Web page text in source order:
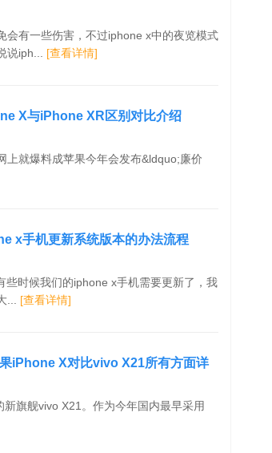
会有一些伤害，不过iphone x中的夜览模式
说iph... [查看详情]
X与iPhone XR区别对比介绍
上就爆料成苹果今年会发布&ldquo;廉价
x手机更新系统版本的办法流程
时候我们的iphone x手机需要更新了，我
... [查看详情]
iPhone X对比vivo X21所有方面详
旗舰vivo X21。作为今年国内最早采用